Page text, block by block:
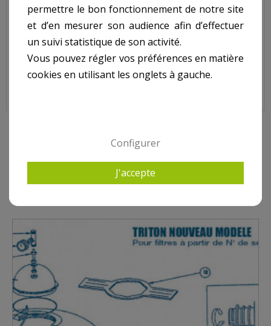
Sur image , N° 8
Pour filtre TRITON Nouveau modèle (à partir N° série
EP022882210)
10 AUTRES PRODUITS DANS PENTAIR - TRITON TR
(POST 2002) , CLEAR PRO (DEPUIS 2009)
permettre le bon fonctionnement de notre site
et d’en mesurer son audience afin d’effectuer
un suivi statistique de son activité.
Vous pouvez régler vos préférences en matière
cookies en utilisant les onglets à gauche.
Configurer
J'accepte